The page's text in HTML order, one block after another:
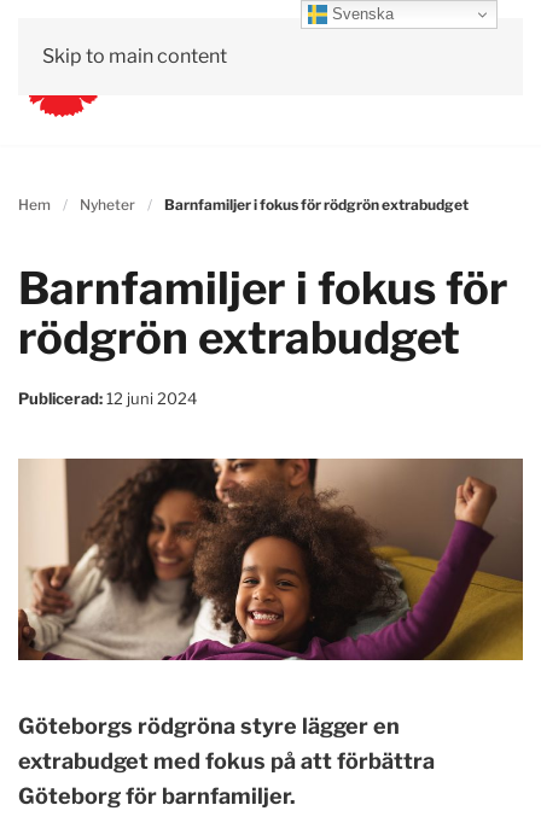
Skip to main content
Hem Nyheter Barnfamiljer i fokus för rödgrön extrabudget
Barnfamiljer i fokus för
rödgrön extrabudget
Publicerad:12 juni 2024
Göteborgs rödgröna styre lägger en
extrabudget med fokus på att förbättra
Göteborg för barnfamiljer.
Svenska